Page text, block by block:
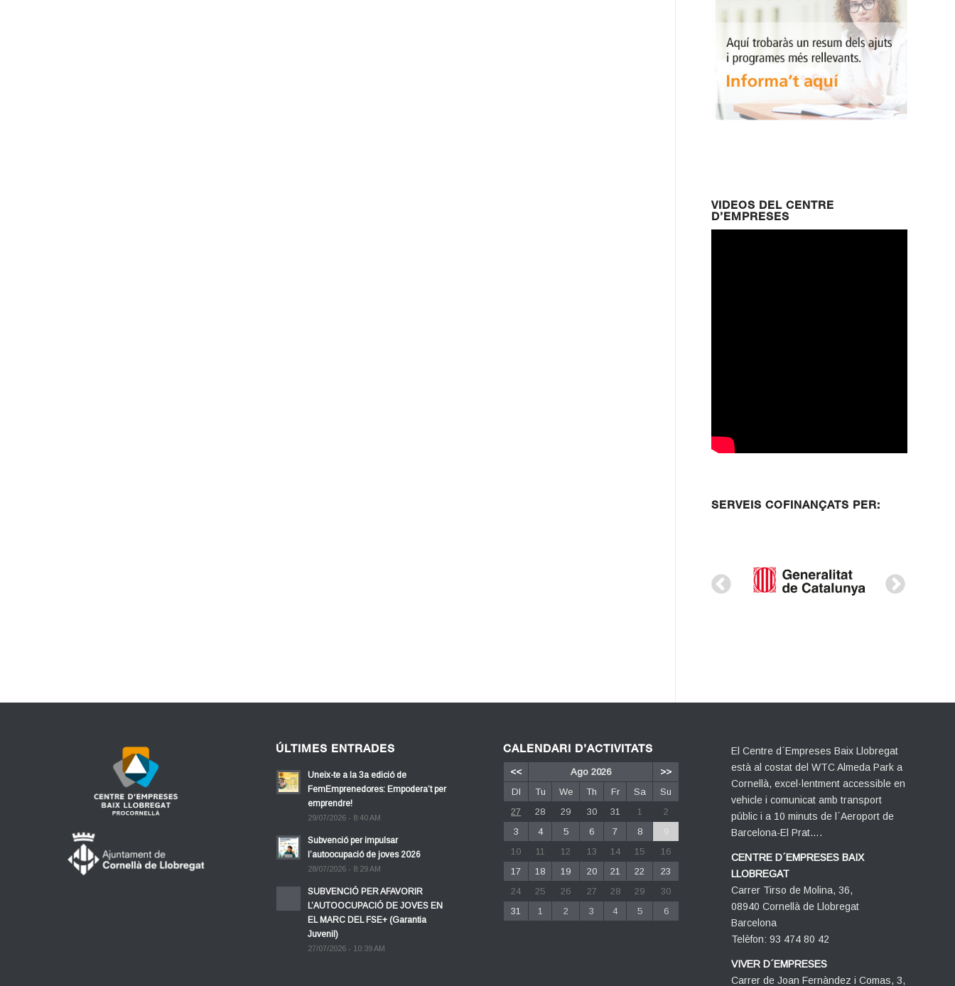
VIDEOS DEL CENTRE
D’EMPRESES
SERVEIS COFINANÇATS PER:
ÚLTIMES ENTRADES
Uneix-te a la 3a edició de
FemEmprenedores: Empodera’t per
emprendre!
29/07/2026 - 8:40 AM
Subvenció per impulsar
l’autoocupació de joves 2026
28/07/2026 - 8:29 AM
SUBVENCIÓ PER AFAVORIR
L’AUTOOCUPACIÓ DE JOVES EN
EL MARC DEL FSE+ (Garantia
Juvenil)
27/07/2026 - 10:39 AM
CALENDARI D’ACTIVITATS
<< Ago 2026
>>
Dl
Tu We Th Fr Sa
Su
27
28 29 30 31 1
2
3
4 5 6 7 8
9
10
11 12 13 14 15
16
17
18 19 20 21 22
23
24
25 26 27 28 29
30
31
1 2 3 4 5 6
El Centre d´Empreses Baix Llobregat
està al costat del WTC Almeda Park a
Cornellà, excel·lentment accessible en
vehicle i comunicat amb transport
públic i a 10 minuts de l´Aeroport de
Barcelona-El Prat….
CENTRE D´EMPRESES BAIX
LLOBREGAT
Carrer Tirso de Molina, 36,
08940 Cornellà de Llobregat
Barcelona
Telèfon: 93 474 80 42
VIVER D´EMPRESES
Carrer de Joan Fernàndez i Comas, 3,